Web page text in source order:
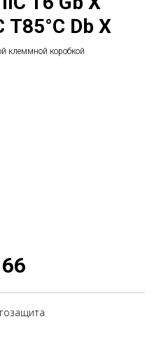
Db X
клеммной коробкой